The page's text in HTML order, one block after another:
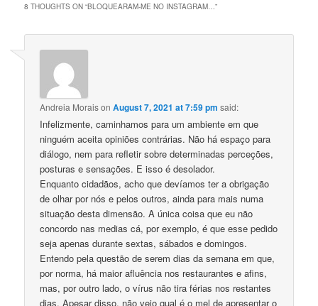
8 THOUGHTS ON “BLOQUEARAM-ME NO INSTAGRAM…”
Andreia MoraisonAugust 7, 2021 at 7:59 pm said:
Infelizmente, caminhamos para um ambiente em que
ninguém aceita opiniões contrárias. Não há espaço para
diálogo, nem para refletir sobre determinadas perceções,
posturas e sensações. E isso é desolador.
Enquanto cidadãos, acho que devíamos ter a obrigação
de olhar por nós e pelos outros, ainda para mais numa
situação desta dimensão. A única coisa que eu não
concordo nas medias cá, por exemplo, é que esse pedido
seja apenas durante sextas, sábados e domingos.
Entendo pela questão de serem dias da semana em que,
por norma, há maior afluência nos restaurantes e afins,
mas, por outro lado, o vírus não tira férias nos restantes
dias. Apesar disso, não vejo qual é o mel de apresentar o